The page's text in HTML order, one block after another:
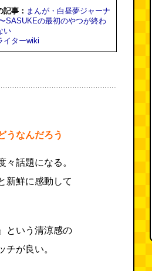
記事： まんが・白昼夢ジャーナ
SASUKEの最初のやつが終わ
い
イターwiki
うなんだろう
話題になる。
新鮮に感動して
という清涼感の
が良い。